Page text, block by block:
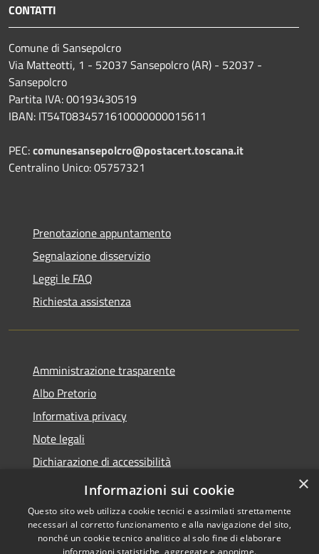
CONTATTI
Comune di Sansepolcro
Via Matteotti, 1 - 52037 Sansepolcro (AR) - 52037 -
Sansepolcro
Partita IVA: 00193430519
IBAN: IT54T0834571610000000015611
PEC:comunesansepolcro@postacert.toscana.it
Centralino Unico: 05757321
Prenotazione appuntamento
Segnalazione disservizio
Leggi le FAQ
Richiesta assistenza
Amministrazione trasparente
Albo Pretorio
Informativa privacy
Note legali
Dichiarazione di accessibilità
Piano di miglioramento dei servizi
×
Informazioni sui cookie
Questo sito web utilizza cookie tecnici e assimilati strettamente
necessari al corretto funzionamento e alla navigazione del sito,
nonché un cookie tecnico analitico al solo fine di elaborare
informazioni statistiche, aggregate e anonime.